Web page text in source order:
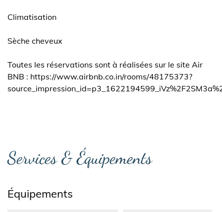
Climatisation
Sèche cheveux
Toutes les réservations sont à réalisées sur le site Air
BNB : https://www.airbnb.co.in/rooms/48175373?
Services & Équipements
Équipements